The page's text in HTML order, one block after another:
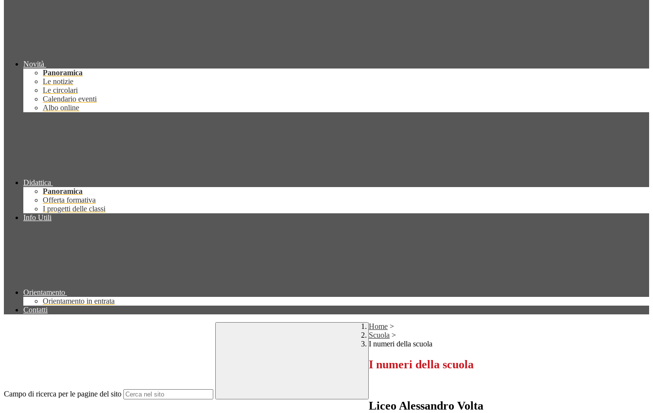
Novità
Panoramica
Le notizie
Le circolari
Calendario eventi
Albo online
Didattica
Panoramica
Offerta formativa
I progetti delle classi
Info Utili
Orientamento
Orientamento in entrata
Contatti
Campo di ricerca per le pagine del sito
Home >
Scuola >
I numeri della scuola
I numeri della scuola
Liceo Alessandro Volta